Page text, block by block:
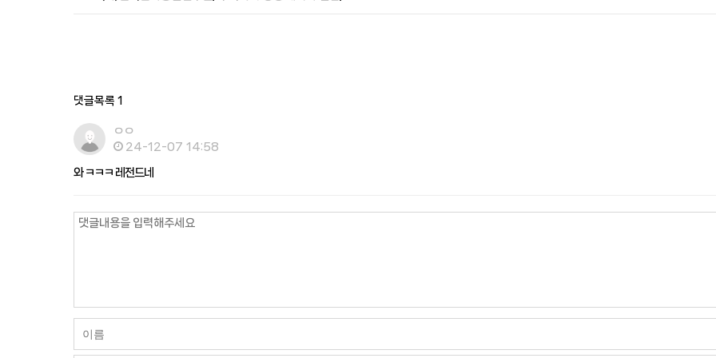
댓글목록 1
ㅇㅇ
24-12-07 14:58
와 ㅋㅋㅋ 레전드네